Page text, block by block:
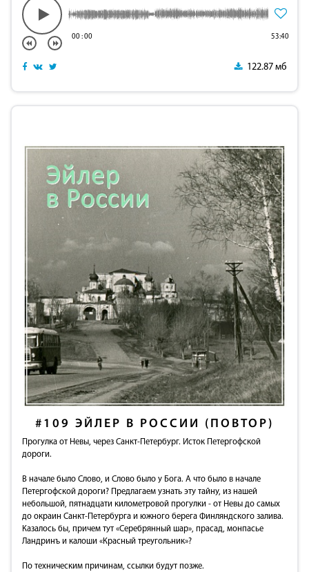
00:00 53:40
122.87 мб
#109 ЭЙЛЕР В РОССИИ (ПОВТОР)
Прогулка от Невы, через Санкт-Петербург. Исток Петергофской
дороги.
В начале было Слово, и Слово было у Бога. А что было в начале
Петергофской дороги? Предлагаем узнать эту тайну, из нашей
небольшой, пятнадцати километровой прогулки - от Невы до самых
до окраин Санкт-Петербурга и южного берега Финляндского залива.
Казалось бы, причем тут «Серебрянный шар», прасад, монпасье
Ландринъ и калоши «Красный треугольник»?
По техническим причинам, ссылки будут позже.